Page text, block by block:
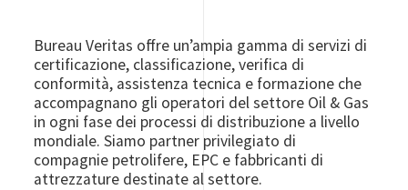
Bureau Veritas offre un’ampia gamma di servizi di
certificazione, classificazione, verifica di
conformità, assistenza tecnica e formazione che
accompagnano gli operatori del settore Oil & Gas
in ogni fase dei processi di distribuzione a livello
mondiale. Siamo partner privilegiato di
compagnie petrolifere, EPC e fabbricanti di
attrezzature destinate al settore.